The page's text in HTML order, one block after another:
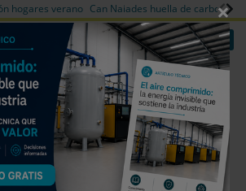
hogares verano Can Naiades huella de carbono
Es noticia Login empresas Registro
sin unidad
×